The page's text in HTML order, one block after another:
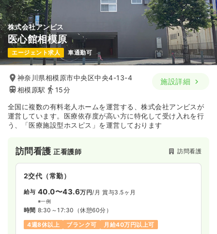
株式会社アンビス
医心館相模原
エージェント求人 車通勤可
神奈川県相模原市中央区中央4-13-4
相模原駅
15分
施設詳細
全国に複数の有料老人ホームを運営する、株式会社アンビスが
運営しています。医療依存度が高い方に特化して受け入れを行
う、「医療施設型ホスピス」を運営しております
訪問看護正看護師 訪問看護
2交代（常勤）
給与 40.0〜43.6万円/月 賞与3.5ヶ月
※一例
時間 8:30～17:30 （休憩60分）
4週8休以上
ブランク可 月給40万円以上可